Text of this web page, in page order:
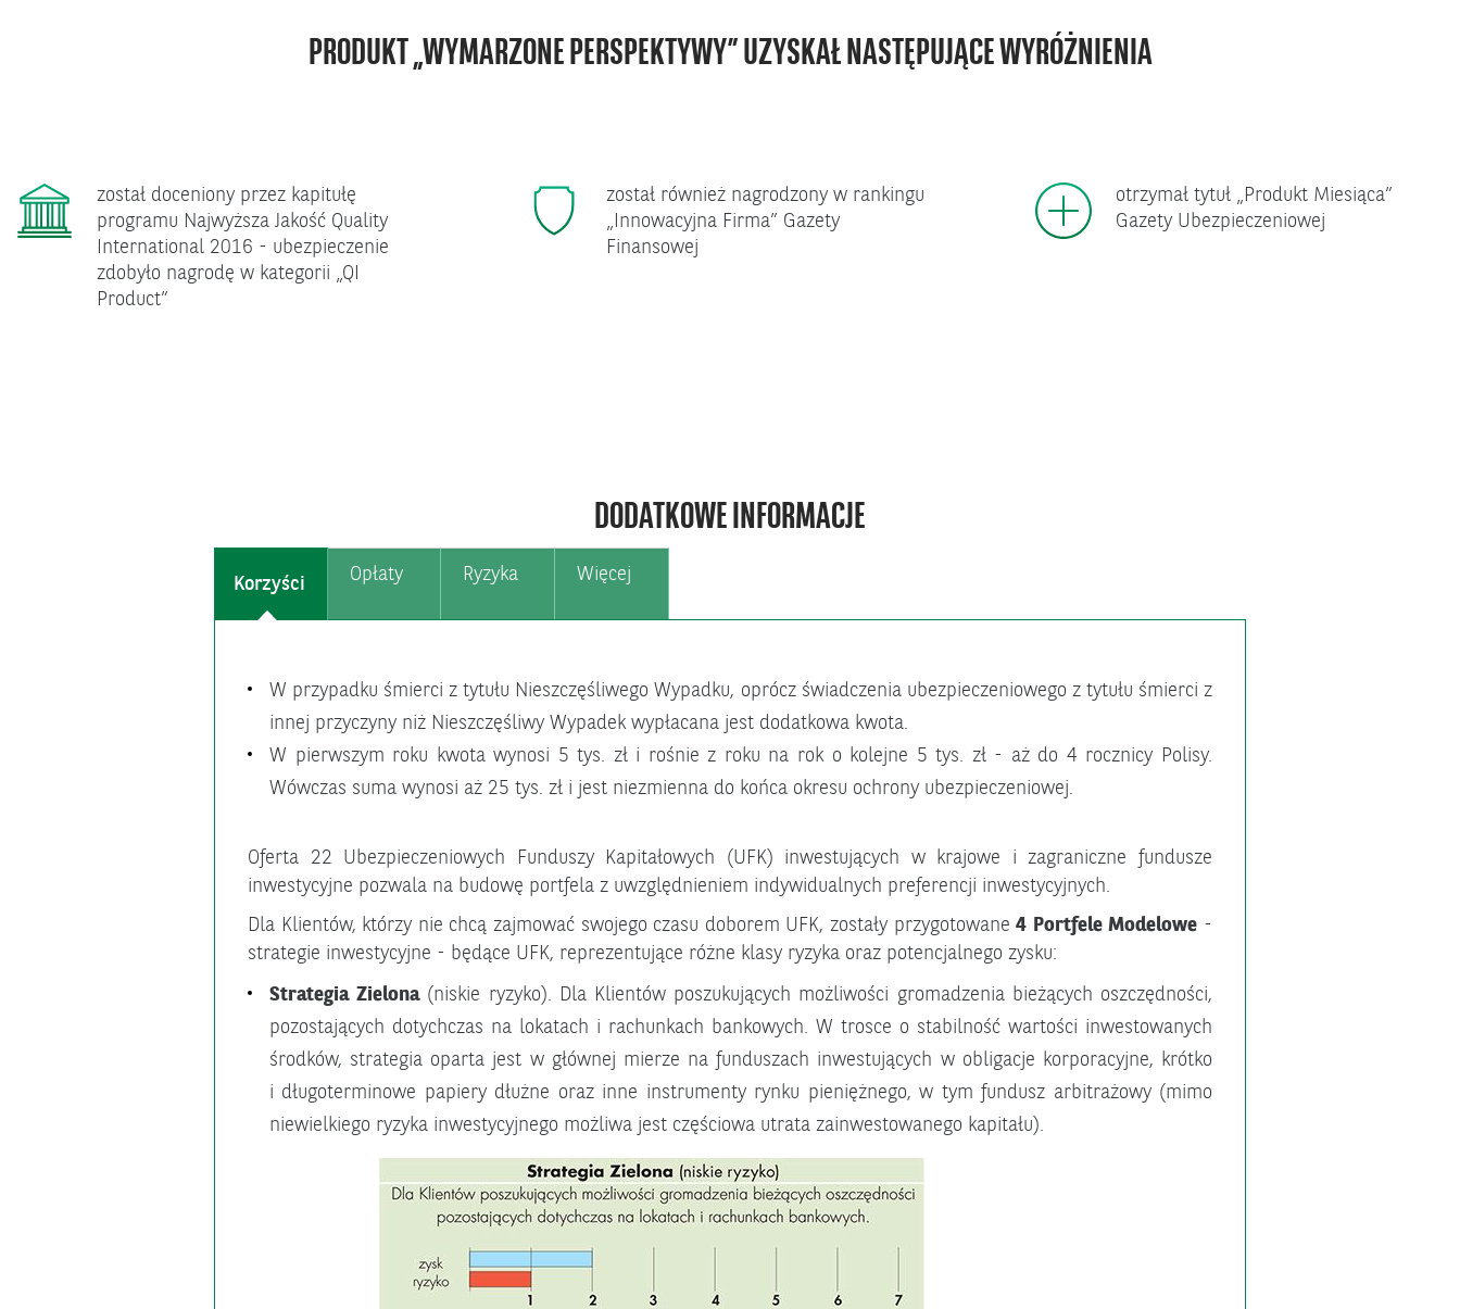
PRODUKT „WYMARZONE PERSPEKTYWY” UZYSKAŁ NASTĘPUJĄCE WYRÓŻNIENIA
został doceniony przez kapitułę
programu Najwyższa Jakość Quality
International 2016 - ubezpieczenie
zdobyło nagrodę w kategorii „QI
Product”
został również nagrodzony w rankingu
„Innowacyjna Firma” Gazety
Finansowej
otrzymał tytuł „Produkt Miesiąca”
Gazety Ubezpieczeniowej
DODATKOWE INFORMACJE
Korzyści Opłaty Ryzyka Więcej
W przypadku śmierci z tytułu Nieszczęśliwego Wypadku, oprócz świadczenia ubezpieczeniowego z tytułu śmierci z
innej przyczyny niż Nieszczęśliwy Wypadek wypłacana jest dodatkowa kwota.
W pierwszym roku kwota wynosi 5 tys. zł i rośnie z roku na rok o kolejne 5 tys. zł - aż do 4 rocznicy Polisy.
Wówczas suma wynosi aż 25 tys. zł i jest niezmienna do końca okresu ochrony ubezpieczeniowej.
Oferta 22 Ubezpieczeniowych Funduszy Kapitałowych (UFK) inwestujących w krajowe i zagraniczne fundusze
inwestycyjne pozwala na budowę portfela z uwzględnieniem indywidualnych preferencji inwestycyjnych.
Dla Klientów, którzy nie chcą zajmować swojego czasu doborem UFK, zostały przygotowane4 Portfele Modelowe -
strategie inwestycyjne - będące UFK, reprezentujące różne klasy ryzyka oraz potencjalnego zysku:
Strategia Zielona(niskie ryzyko). Dla Klientów poszukujących możliwości gromadzenia bieżących oszczędności,
pozostających dotychczas na lokatach i rachunkach bankowych. W trosce o stabilność wartości inwestowanych
środków, strategia oparta jest w głównej mierze na funduszach inwestujących w obligacje korporacyjne, krótko
i długoterminowe papiery dłużne oraz inne instrumenty rynku pieniężnego, w tym fundusz arbitrażowy (mimo
niewielkiego ryzyka inwestycyjnego możliwa jest częściowa utrata zainwestowanego kapitału).